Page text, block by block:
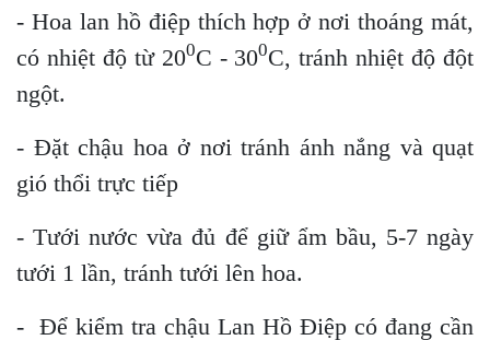
- Hoa lan hồ điệp thích hợp ở nơi thoáng mát,
có nhiệt độ từ 200C - 300C, tránh nhiệt độ đột
ngột.
- Đặt chậu hoa ở nơi tránh ánh nắng và quạt
gió thổi trực tiếp
- Tưới nước vừa đủ để giữ ẩm bầu, 5-7 ngày
tưới 1 lần, tránh tưới lên hoa.
- Để kiểm tra chậu Lan Hồ Điệp có đang cần